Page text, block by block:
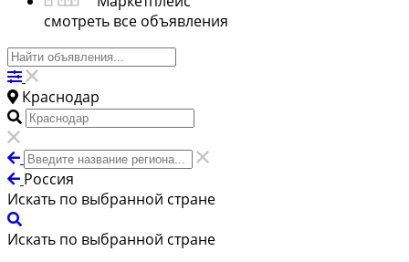
смотреть все объявления
Краснодар
Россия
Искать по выбранной стране
Искать по выбранной стране